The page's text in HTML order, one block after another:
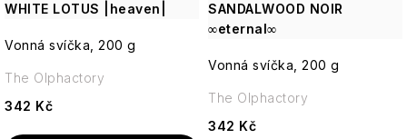
WHITE LOTUS |heaven|
Vonná svíčka, 200 g
342 Kč
The Olphactory
SANDALWOOD NOIR
∞eternal∞
Vonná svíčka, 200 g
342 Kč
The Olphactory